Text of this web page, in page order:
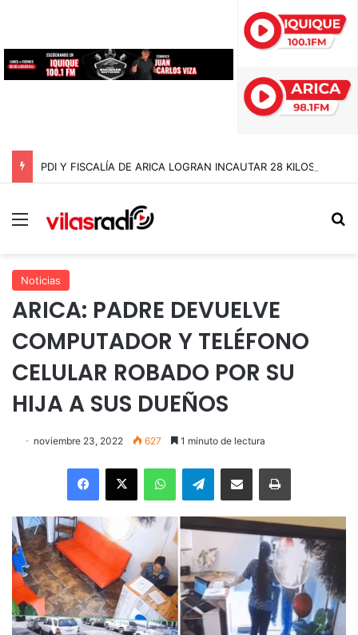
Menú
Noticias
ARICA: PADRE DEVUELVE
COMPUTADOR Y TELÉFONO
CELULAR ROBADO POR SU
HIJA A SUS DUEÑOS
noviembre 23, 2022 627 1 minuto de lectura
Facebook
X WhatsAppTelegramEnviar vía email Imprimir